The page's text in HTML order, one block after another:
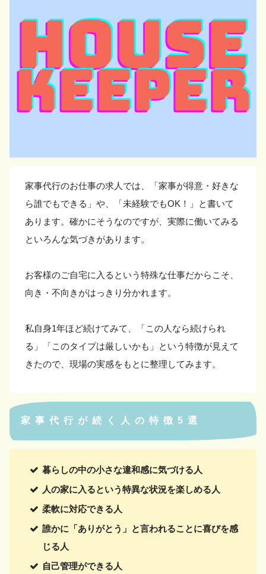
家事代行のお仕事の求人では、「家事が得意・好きな
ら誰でもできる」や、「未経験でもOK！」と書いて
あります。確かにそうなのですが、実際に働いてみる
といろんな気づきがあります。
お客様のご自宅に入るという特殊な仕事だからこそ、
向き・不向きがはっきり分かれます。
私自身1年ほど続けてみて、「この人なら続けられ
る」「このタイプは厳しいかも」という特徴が見えて
きたので、現場の実感をもとに整理してみます。
家事代行が続く人の特徴5選
暮らしの中の小さな違和感に気づける人
人の家に入るという特異な状況を楽しめる人
柔軟に対応できる人
誰かに「ありがとう」と言われることに喜びを感
じる人
自己管理ができる人